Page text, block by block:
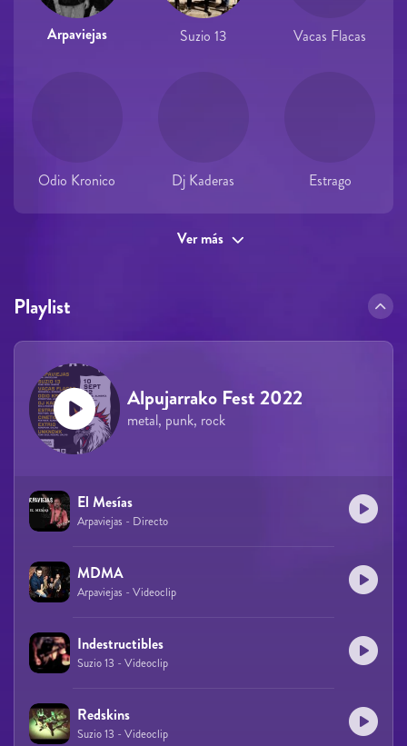
Arpaviejas Suzio 13 Vacas Flacas
Odio Kronico Dj Kaderas Estrago
Ver más
Playlist
Alpujarrako Fest 2022
metal, punk, rock
El Mesías
Arpaviejas - Directo
MDMA
Arpaviejas - Videoclip
Indestructibles
Suzio 13 - Videoclip
Redskins
Suzio 13 - Videoclip